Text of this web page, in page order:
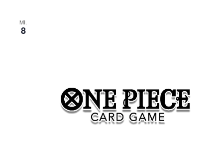
MI.
8